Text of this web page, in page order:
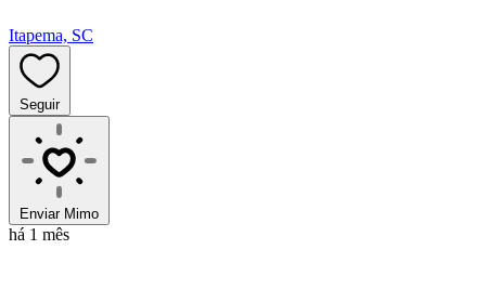
Itapema, SC
Seguir
Enviar Mimo
há 1 mês